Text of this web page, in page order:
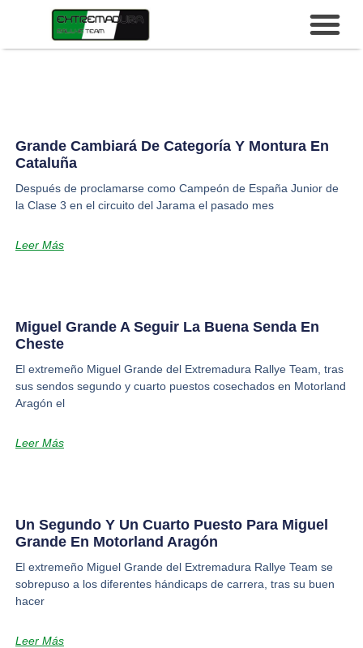
Grande Cambiará De Categoría Y Montura En
Cataluña
Después de proclamarse como Campeón de España Junior de
la Clase 3 en el circuito del Jarama el pasado mes
Leer Más
Miguel Grande A Seguir La Buena Senda En
Cheste
El extremeño Miguel Grande del Extremadura Rallye Team, tras
sus sendos segundo y cuarto puestos cosechados en Motorland
Aragón el
Leer Más
Un Segundo Y Un Cuarto Puesto Para Miguel
Grande En Motorland Aragón
El extremeño Miguel Grande del Extremadura Rallye Team se
sobrepuso a los diferentes hándicaps de carrera, tras su buen
hacer
Leer Más